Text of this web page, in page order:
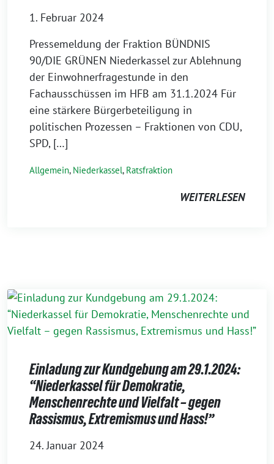
1. Februar 2024
Pressemeldung der Fraktion BÜNDNIS
90/DIE GRÜNEN Niederkassel zur Ablehnung
der Einwohnerfragestunde in den
Fachausschüssen im HFB am 31.1.2024 Für
eine stärkere Bürgerbeteiligung in
politischen Prozessen – Fraktionen von CDU,
SPD, […]
Allgemein, Niederkassel, Ratsfraktion
WEITERLESEN
Einladung zur Kundgebung am 29.1.2024:
“Niederkassel für Demokratie,
Menschenrechte und Vielfalt – gegen
Rassismus, Extremismus und Hass!”
24. Januar 2024